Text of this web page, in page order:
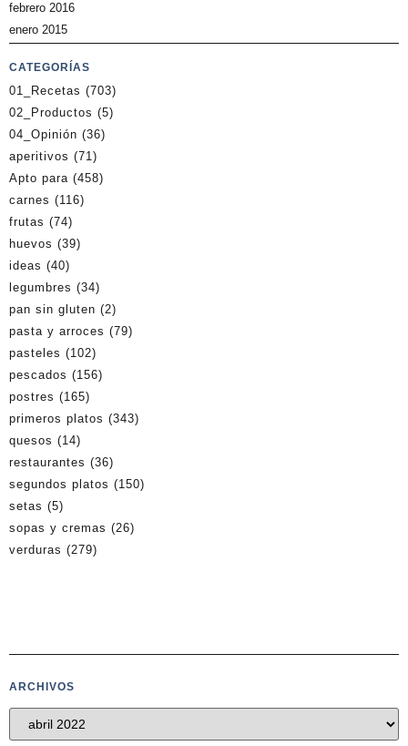
febrero 2016
enero 2015
CATEGORÍAS
01_Recetas (703)
02_Productos (5)
04_Opinión (36)
aperitivos (71)
Apto para (458)
carnes (116)
frutas (74)
huevos (39)
ideas (40)
legumbres (34)
pan sin gluten (2)
pasta y arroces (79)
pasteles (102)
pescados (156)
postres (165)
primeros platos (343)
quesos (14)
restaurantes (36)
segundos platos (150)
setas (5)
sopas y cremas (26)
verduras (279)
ARCHIVOS